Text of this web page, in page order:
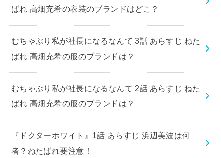
ばれ 高畑充希の衣装のブランドはどこ？
むちゃぶり私が社長になるなんて 3話 あらすじ ねた
ばれ 高畑充希の服のブランドは？
むちゃぶり私が社長になるなんて 2話 あらすじ ねた
ばれ 高畑充希の服のブランドは？
『ドクターホワイト』1話 あらすじ 浜辺美波は何
者？ねたばれ要注意！